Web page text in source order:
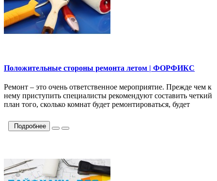
Положительные стороны ремонта летом | ФОРФИКС
Ремонт – это очень ответственное мероприятие. Прежде чем к
нему приступить специалисты рекомендуют составить четкий
план того, сколько комнат будет ремонтироваться, будет
Подробнее